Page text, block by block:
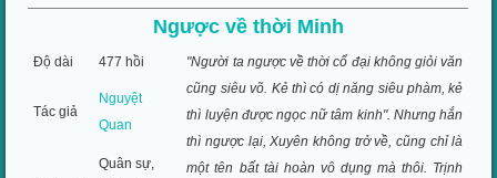
Ngược về thời Minh
Độ dài 477 hồi
"Người ta ngược về thời cổ đại không giỏi văn
cũng siêu võ. Kẻ thì có dị năng siêu phàm, kẻ
thì luyện được ngọc nữ tâm kinh". Nhưng hắn
thì ngược lại, Xuyên không trở về, cũng chỉ là
một tên bất tài hoàn vô dụng mà thôi. Trịnh
Tác giả
Nguyệt
Quan
Quân sự,